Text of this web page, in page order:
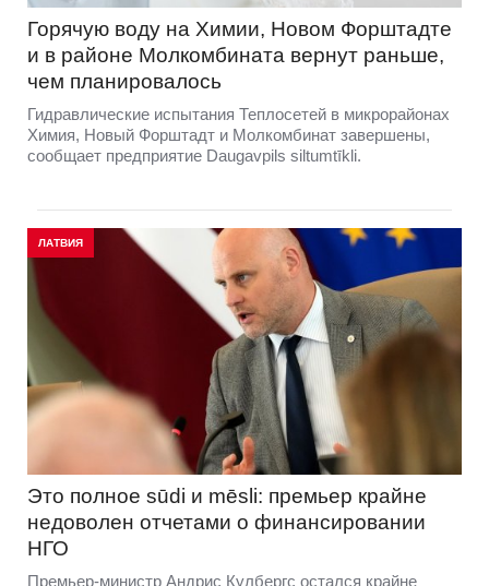
Горячую воду на Химии, Новом Форштадте
и в районе Молкомбината вернут раньше,
чем планировалось
Гидравлические испытания Теплосетей в микрорайонах
Химия, Новый Форштадт и Молкомбинат завершены,
сообщает предприятие Daugavpils siltumtīkli.
ЛАТВИЯ
Это полное sūdi и mēsli: премьер крайне
недоволен отчетами о финансировании
НГО
Премьер-министр Андрис Кулбергс остался крайне